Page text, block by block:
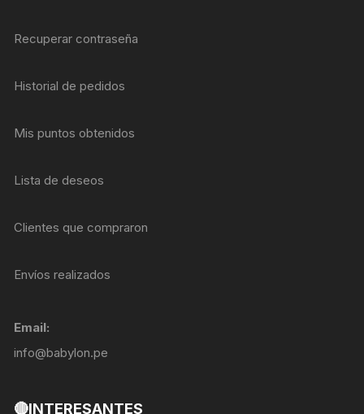
Recuperar contraseña
Historial de pedidos
Mis puntos obtenidos
Lista de deseos
Clientes que compraron
Envíos realizados
Email:
info@babylon.pe
🔴INTERESANTES